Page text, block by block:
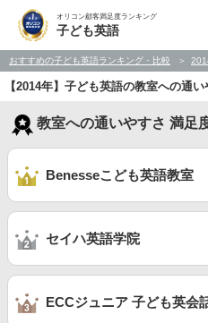
オリコン顧客満足度ランキング
子ども英語
おすすめの子ども英語ランキング・比較
【2014年】子ども英語の教室への通
教室への通いやすさ 満足
Benesseこども英語教室
セイハ英語学院
ECCジュニア 子ども英会